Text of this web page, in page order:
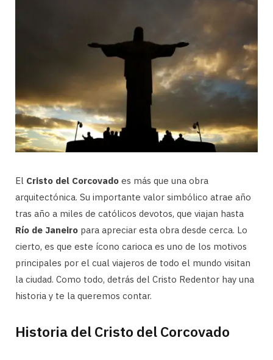
El Cristo del Corcovado es más que una obra
arquitectónica. Su importante valor simbólico atrae año
tras año a miles de católicos devotos, que viajan hasta
Río de Janeiro para apreciar esta obra desde cerca. Lo
cierto, es que este ícono carioca es uno de los motivos
principales por el cual viajeros de todo el mundo visitan
la ciudad. Como todo, detrás del Cristo Redentor hay una
historia y te la queremos contar.
Historia del Cristo del Corcovado